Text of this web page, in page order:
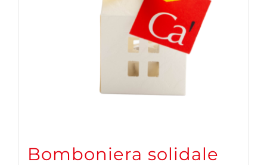
Bomboniera solidale